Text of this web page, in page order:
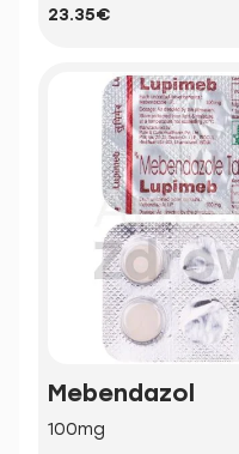
23.35€
Mebendazol
100mg